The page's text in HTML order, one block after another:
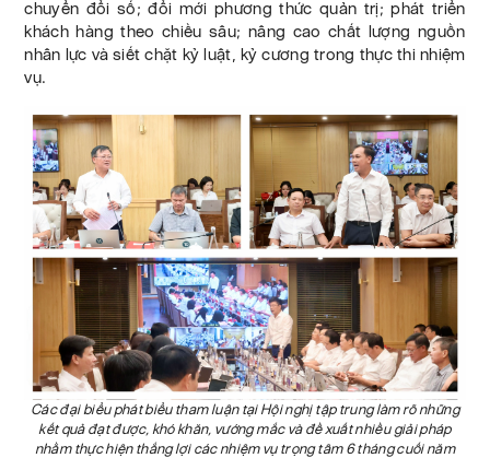
chuyển đổi số; đổi mới phương thức quản trị; phát triển
khách hàng theo chiều sâu; nâng cao chất lượng nguồn
nhân lực và siết chặt kỷ luật, kỷ cương trong thực thi nhiệm
vụ.
Các đại biểu phát biểu tham luận tại Hội nghị tập trung làm rõ những
kết quả đạt được, khó khăn, vướng mắc và đề xuất nhiều giải pháp
nhằm thực hiện thắng lợi các nhiệm vụ trọng tâm 6 tháng cuối năm